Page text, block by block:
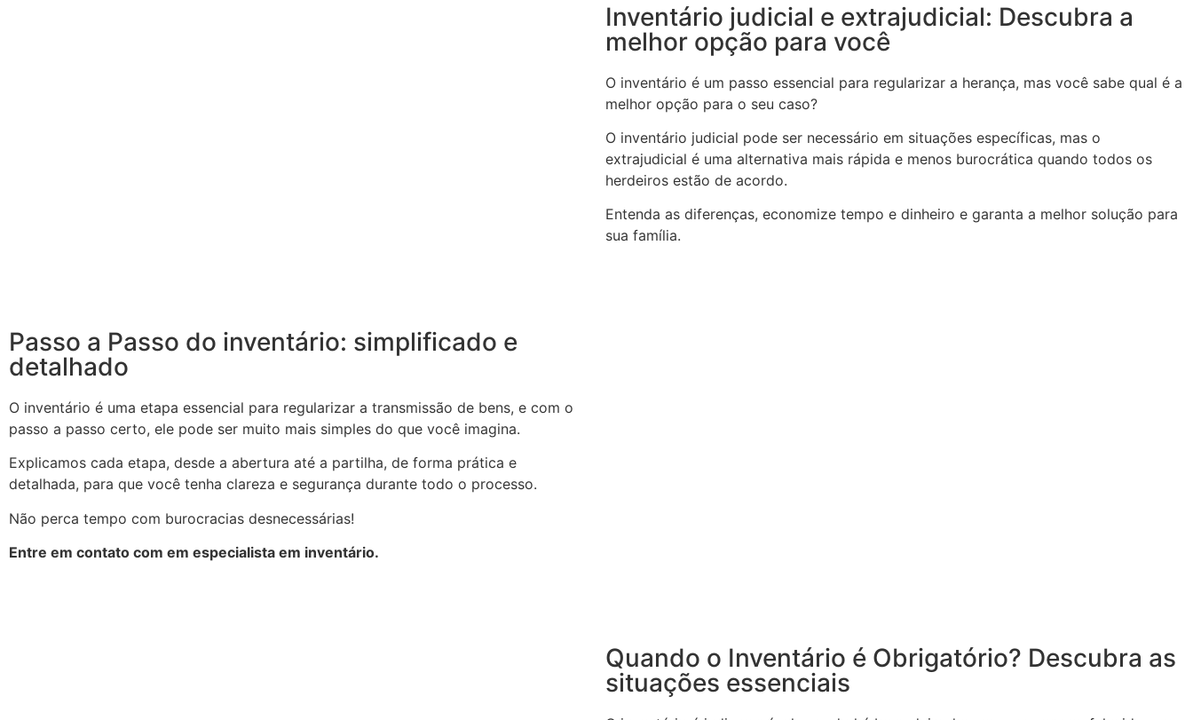
Inventário judicial e extrajudicial: Descubra a
melhor opção para você
O inventário é um passo essencial para regularizar a herança, mas você sabe qual é a
melhor opção para o seu caso?
O inventário judicial pode ser necessário em situações específicas, mas o
extrajudicial é uma alternativa mais rápida e menos burocrática quando todos os
herdeiros estão de acordo.
Entenda as diferenças, economize tempo e dinheiro e garanta a melhor solução para
sua família.
Passo a Passo do inventário: simplificado e
detalhado
O inventário é uma etapa essencial para regularizar a transmissão de bens, e com o
passo a passo certo, ele pode ser muito mais simples do que você imagina.
Explicamos cada etapa, desde a abertura até a partilha, de forma prática e
detalhada, para que você tenha clareza e segurança durante todo o processo.
Não perca tempo com burocracias desnecessárias!
Entre em contato com em especialista em inventário.
Quando o Inventário é Obrigatório? Descubra as
situações essenciais